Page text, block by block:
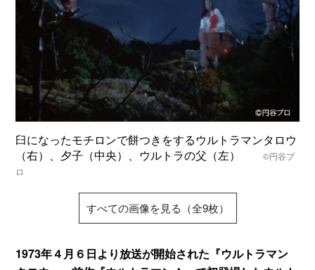
臼になったモチロンで餅つきをするウルトラマンタロウ
（右）、夕子（中央）、ウルトラの父（左）©円谷プ
ロ
すべての画像を見る（全9枚）
1973年４月６日より放送が開始された『ウルトラマン